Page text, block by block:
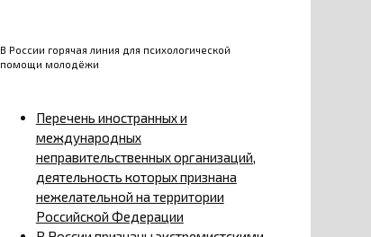
В России горячая линия для психологической
помощи молодёжи
Перечень иностранных и
международных
неправительственных организаций,
деятельность которых признана
нежелательной на территории
Российской Федерации